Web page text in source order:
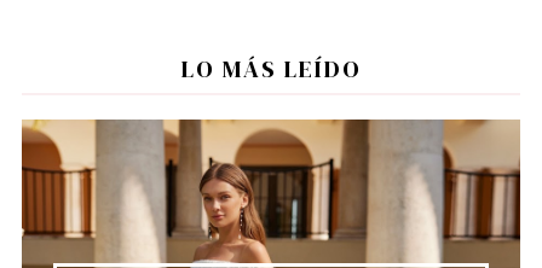
LO MÁS LEÍDO